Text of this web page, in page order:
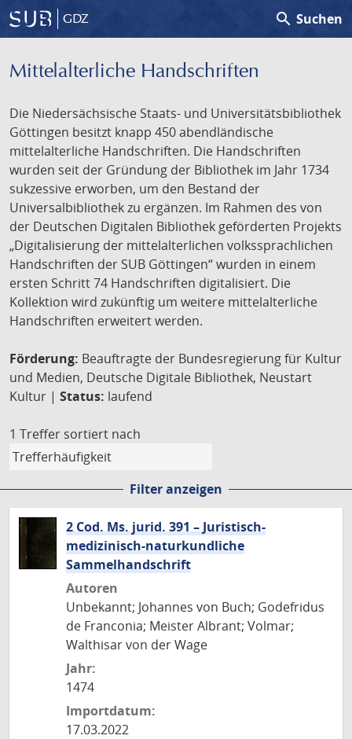
GDZ search Suchen
Mittelalterliche Handschriften
Die Niedersächsische Staats- und Universitätsbibliothek
Göttingen besitzt knapp 450 abendländische
mittelalterliche Handschriften. Die Handschriften
wurden seit der Gründung der Bibliothek im Jahr 1734
sukzessive erworben, um den Bestand der
Universalbibliothek zu ergänzen. Im Rahmen des von
der Deutschen Digitalen Bibliothek geförderten Projekts
„Digitalisierung der mittelalterlichen volkssprachlichen
Handschriften der SUB Göttingen“ wurden in einem
ersten Schritt 74 Handschriften digitalisiert. Die
Kollektion wird zukünftig um weitere mittelalterliche
Handschriften erweitert werden.
Förderung: Beauftragte der Bundesregierung für Kultur
und Medien, Deutsche Digitale Bibliothek, Neustart
Kultur | Status: laufend
1 Treffer sortiert nach
Filter anzeigen
2 Cod. Ms. jurid. 391 – Juristisch-
medizinisch-naturkundliche
Sammelhandschrift
Autoren
Unbekannt; Johannes von Buch; Godefridus
de Franconia; Meister Albrant; Volmar;
Walthisar von der Wage
Jahr:
1474
Importdatum:
17.03.2022